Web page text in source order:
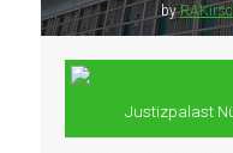
by
Justizpalast